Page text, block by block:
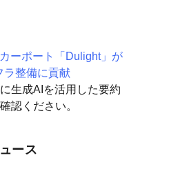
ーポート「Dulight」が
整備に貢献
生成AIを活用した要約
認ください。
ース